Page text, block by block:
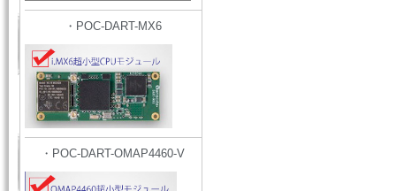
・POC-DART-MX6
・POC-DART-OMAP4460-V